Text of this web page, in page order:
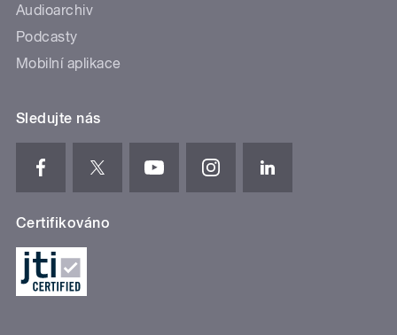
Audioarchiv
Podcasty
Mobilní aplikace
Sledujte nás
Certifikováno